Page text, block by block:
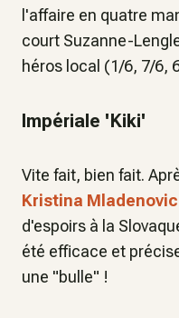
l'affaire en quatre
court Suzanne-
héros local (1/6, 7/6,
Impériale 'Kiki'
Vite fait, bien fait.
Kristina Mladenovic
d'espoirs à la
été efficace et
une "bulle" !